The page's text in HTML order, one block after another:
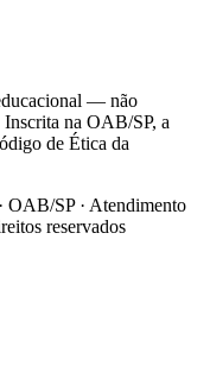
— não
na OAB/SP, a
de Ética da
OAB/SP · Atendimento
reservados